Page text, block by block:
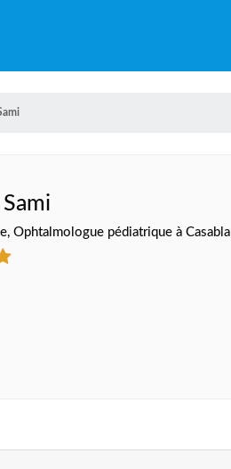
Ophtalmologue pédiatrique à